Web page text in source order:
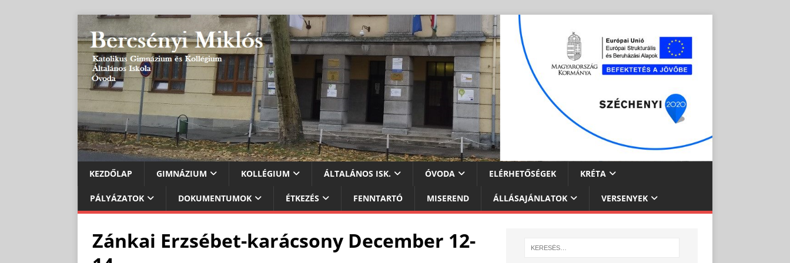
KEZDŐLAP GIMNÁZIUM KOLLÉGIUM ÁLTALÁNOS ISK. ÓVODA ELÉRHETŐSÉGEK KRÉTA
PÁLYÁZATOK DOKUMENTUMOK ÉTKEZÉS FENNTARTÓ MISEREND ÁLLÁSAJÁNLATOK VERSENYEK
Zánkai Erzsébet-karácsony December 12-